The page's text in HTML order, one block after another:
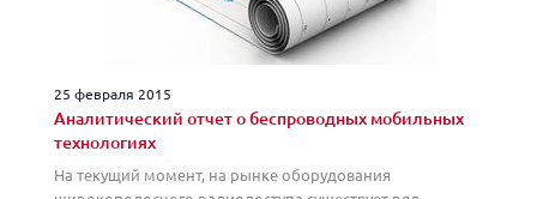
25 февраля 2015
Аналитический отчет о беспроводных мобильных
технологиях
На текущий момент, на рынке оборудования